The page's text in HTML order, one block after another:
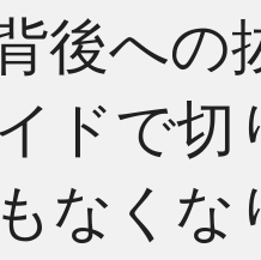
後への
ドで
なくな